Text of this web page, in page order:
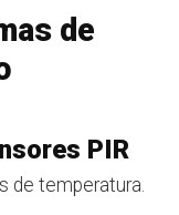
de
PIR
de temperatura.